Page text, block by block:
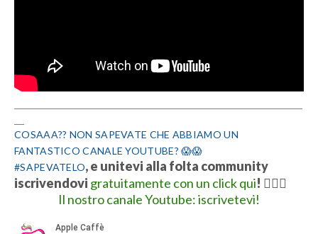
COSAAA?? NON SAPEVATE CHE ABBIAMO UN
FANTASTICO CANALE YOUTUBE? 😱😱
#SAPEVATELO, e unitevi alla folta community
iscrivendovi gratuitamente con un click qui! 👍🏻💋
Il nostro canale Youtube: iscrivetevi!